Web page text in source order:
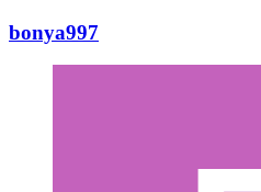
bonya997